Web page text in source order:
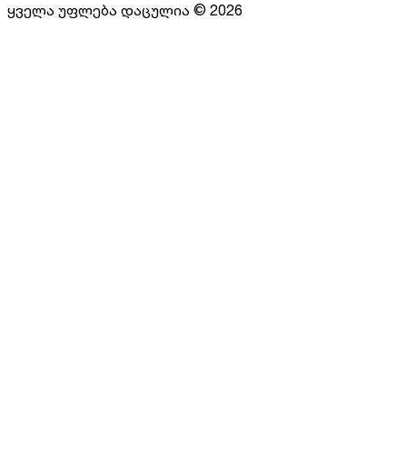
ყველა უფლება დაცულია © 2026